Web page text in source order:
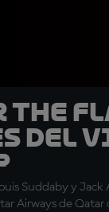
del
Suddaby y
Airways de